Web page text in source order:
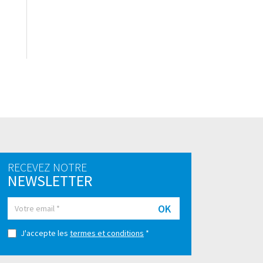
RECEVEZ NOTRE
NEWSLETTER
OK
J'accepte les termes et conditions *